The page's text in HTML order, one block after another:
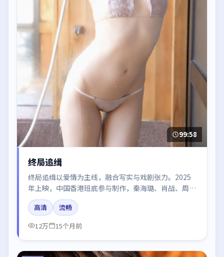
99:58
终局追缉
终局追缉以爱情为主线，融合写实与戏剧张力。2025
年上映，中国香港班底参与制作，秦海璐、肖战、周冬
雨、易烊千玺、雷佳音在片中呈现细腻表演，影像风格
统一，配乐与剪辑强化了情绪曲线。
高清
流畅
12万
15个月前